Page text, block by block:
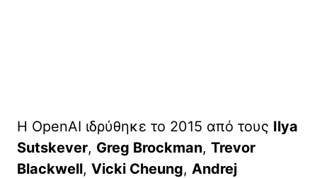
Η OpenAI ιδρύθηκε το 2015 από τους Ilya
Sutskever, Greg Brockman, Trevor
Blackwell, Vicki Cheung, Andrej